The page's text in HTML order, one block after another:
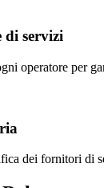
di servizi
operatore per
dei fornitori di